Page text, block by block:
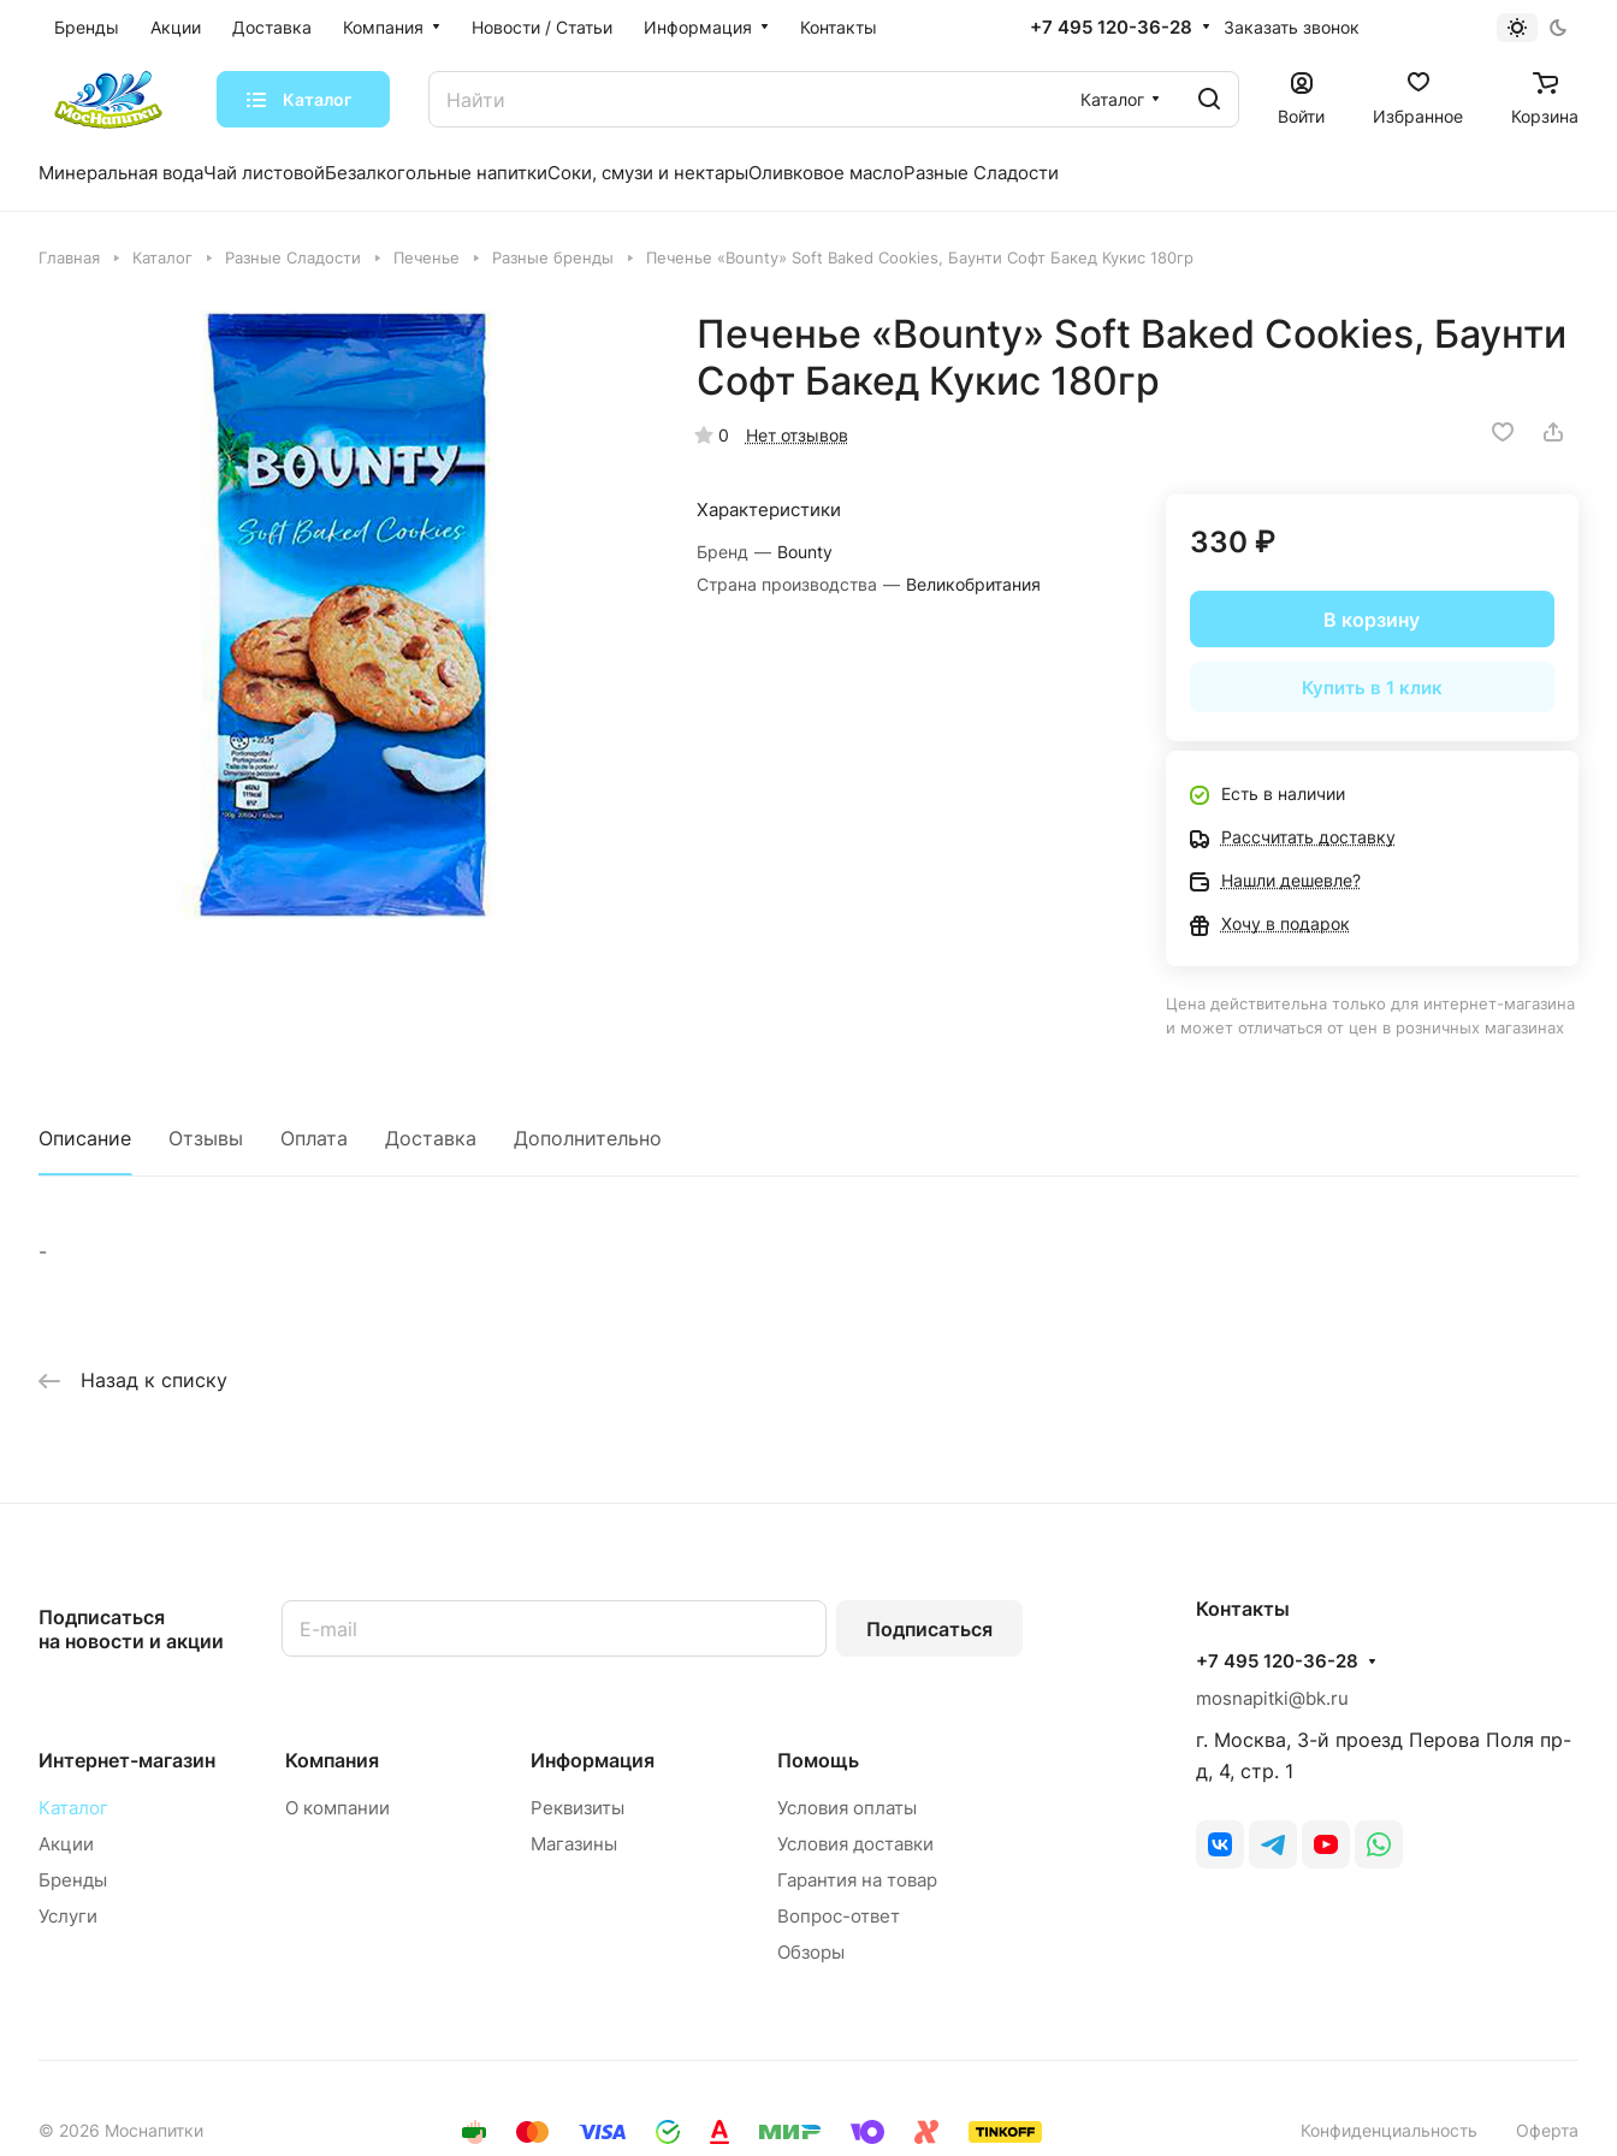
Бренды Акции Доставка Компания Новости / Статьи Информация Контакты +7 495 120-36-28 Заказать звонок
Каталог
Каталог
Войти
Избранное Корзина
Минеральная водаЧай листовойБезалкогольные напиткиСоки, смузи и нектарыОливковое маслоРазные Сладости
Главная Каталог Разные Сладости Печенье Разные бренды Печенье «Bounty» Soft Baked Cookies, Баунти Софт Бакед Кукис 180гр
Печенье «Bounty» Soft Baked Cookies, Баунти
Софт Бакед Кукис 180гр
0 Нет отзывов
Характеристики
Бренд — Bounty
Страна производства — Великобритания
330 ₽
В корзину
Купить в 1 клик
Есть в наличии
Рассчитать доставку
Нашли дешевле?
Хочу в подарок
Цена действительна только для интернет-магазина
и может отличаться от цен в розничных магазинах
Описание Отзывы Оплата Доставка Дополнительно
-
Назад к списку
Подписаться
на новости и акции
Подписаться
Интернет-магазин
Каталог
Акции
Бренды
Услуги
Компания
О компании
Информация
Реквизиты
Магазины
Помощь
Условия оплаты
Условия доставки
Гарантия на товар
Вопрос-ответ
Обзоры
Контакты
+7 495 120-36-28
mosnapitki@bk.ru
г. Москва, 3-й проезд Перова Поля пр-
д, 4, стр. 1
© 2026 Моснапитки Конфиденциальность Оферта